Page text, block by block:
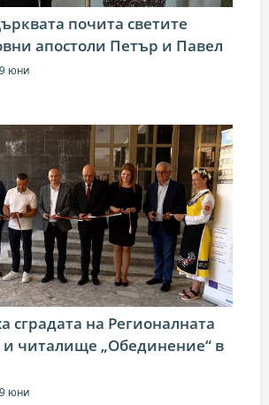
почита светите
апостоли Петър и Павел
юни
сградата на Регионалната
и читалище „Обединение“ в
юни